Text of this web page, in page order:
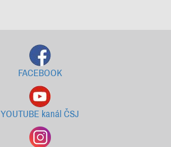
FACEBOOK
YOUTUBE kanál ČSJ